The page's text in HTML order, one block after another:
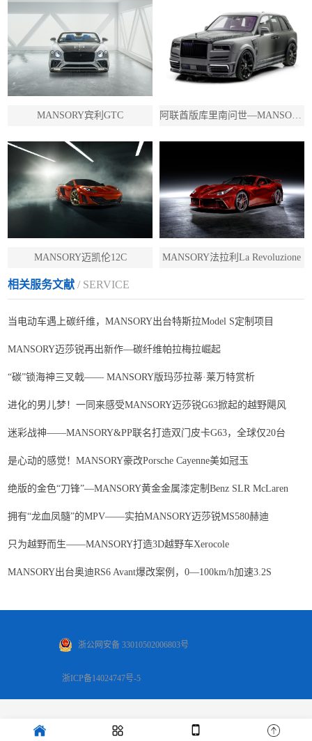
MANSORY宾利GTC
MANSORY迈凯伦12C MANSORY法拉利La Revoluzione
相关服务文献/ SERVICE
当电动车遇上碳纤维，MANSORY出台特斯拉Model S定制项目
MANSORY迈莎锐再出新作—碳纤维帕拉梅拉崛起
“碳”锁海神三叉戟—— MANSORY版玛莎拉蒂·莱万特赏析
进化的男儿梦！一同来感受MANSORY迈莎锐G63掀起的越野飓风
迷彩战神——MANSORY&PP联名打造双门皮卡G63，全球仅20台
是心动的感觉！MANSORY豪改Porsche Cayenne美如冠玉
绝版的金色“刀锋”—MANSORY黄金金属漆定制Benz SLR McLaren
拥有“龙血凤髓”的MPV——实拍MANSORY迈莎锐MS580赫迪
只为越野而生——MANSORY打造3D越野车Xerocole
MANSORY出台奥迪RS6 Avant爆改案例，0—100km/h加速3.2S
浙公网安备 33010502006803号
浙ICP备14024747号-5